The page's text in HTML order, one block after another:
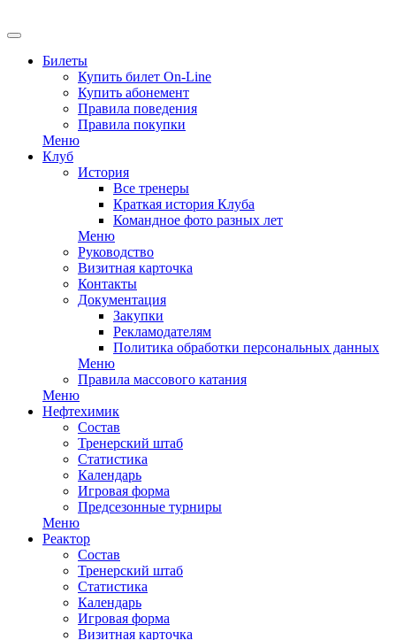
Билеты
Купить билет On-Line
Купить абонемент
Правила поведения
Правила покупки
Меню
Клуб
История
Все тренеры
Краткая история Клуба
Командное фото разных лет
Меню
Руководство
Визитная карточка
Контакты
Документация
Закупки
Рекламодателям
Политика обработки персональных данных
Меню
Правила массового катания
Меню
Нефтехимик
Состав
Тренерский штаб
Статистика
Календарь
Игровая форма
Предсезонные турниры
Меню
Реактор
Состав
Тренерский штаб
Статистика
Календарь
Игровая форма
Визитная карточка